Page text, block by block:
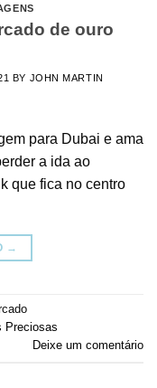
de ouro
BY JOHN MARTIN
para Dubai e ama
a ida ao
que fica no centro
→
Preciosas
Deixe um comentário